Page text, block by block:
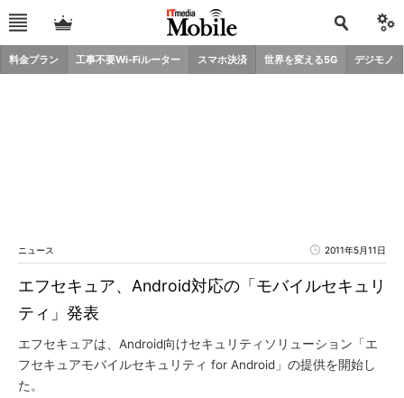
料金プラン 工事不要Wi-Fiルーター スマホ決済 世界を変える5G デジモノ
ニュース 2011年5月11日
エフセキュア、Android対応の「モバイルセキュリ
ティ」発表
エフセキュアは、Android向けセキュリティソリューション「エ
フセキュアモバイルセキュリティ for Android」の提供を開始し
た。